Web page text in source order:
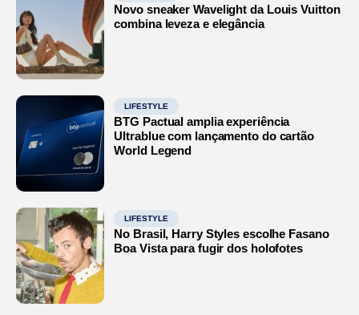
Novo sneaker Wavelight da Louis Vuitton
combina leveza e elegância
LIFESTYLE
BTG Pactual amplia experiência
Ultrablue com lançamento do cartão
World Legend
LIFESTYLE
No Brasil, Harry Styles escolhe Fasano
Boa Vista para fugir dos holofotes